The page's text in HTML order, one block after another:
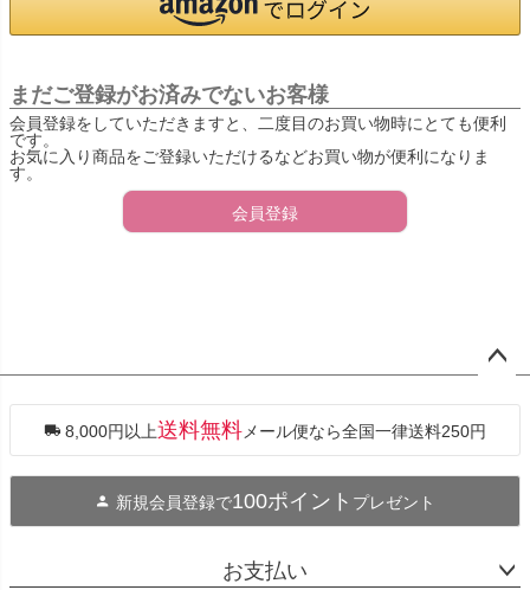
まだご登録がお済みでないお客様
会員登録をしていただきますと、二度目のお買い物時にとても便利
です。
お気に入り商品をご登録いただけるなどお買い物が便利になりま
す。
会員登録
ジト
へ
8,000円以上送料無料 メール便なら全国一律送料250円
新規会員登録で100ポイント プレゼント
お支払い